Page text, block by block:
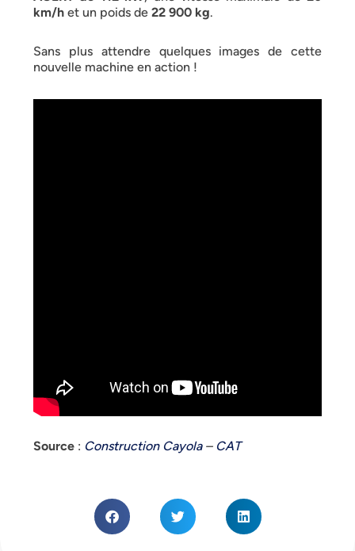
km/h et un poids de 22 900 kg.
Sans plus attendre quelques images de cette
nouvelle machine en action !
Source : Construction Cayola– CAT